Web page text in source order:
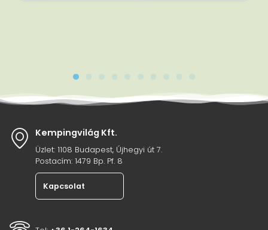
Kempingvilág Kft.
Üzlet: 1108 Budapest, Újhegyi út 7.
Postacím: 1479 Bp. Pf. 8
Kapcsolat